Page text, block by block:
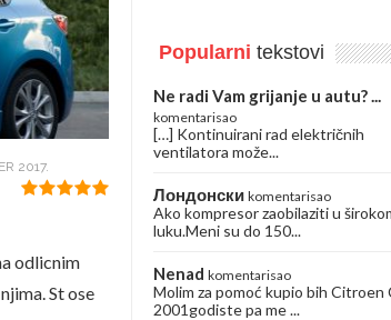
2017.
odlicnim
St ose
Popularni tekstovi
Ne radi Vam grijanje u autu? ...
komentarisao
[…] Kontinuirani rad električnih
ventilatora može...
Лондонски komentarisao
Ako kompresor zaobilaziti u
luku.Meni su do 150...
Nenad komentarisao
Molim za pomoć kupio bih Citroen
2001godiste pa me ...